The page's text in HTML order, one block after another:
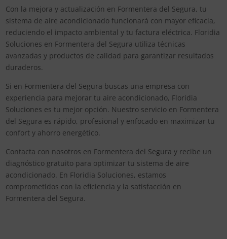
Con la mejora y actualización en Formentera del Segura, tu
sistema de aire acondicionado funcionará con mayor eficacia,
reduciendo el impacto ambiental y tu factura eléctrica. Floridia
Soluciones en Formentera del Segura utiliza técnicas
avanzadas y productos de calidad para garantizar resultados
duraderos.
Si en Formentera del Segura buscas una empresa con
experiencia para mejorar tu aire acondicionado, Floridia
Soluciones es tu mejor opción. Nuestro servicio en Formentera
del Segura es rápido, profesional y enfocado en maximizar tu
confort y ahorro energético.
Contacta con nosotros en Formentera del Segura y recibe un
diagnóstico gratuito para optimizar tu sistema de aire
acondicionado. En Floridia Soluciones, estamos
comprometidos con la eficiencia y la satisfacción en
Formentera del Segura.